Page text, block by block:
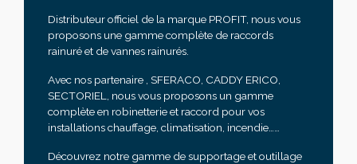
Distributeur officiel de la marque PROFIT, nous vous
proposons une gamme complète de raccords
rainuré et de vannes rainurés.
Avec nos partenaire , SFERACO, CADDY ERICO,
SECTORIEL, nous vous proposons un gamme
complète en robinetterie et raccord pour vos
installations chauffage, climatisation, incendie……
Découvrez notre gamme de supportage et outillage